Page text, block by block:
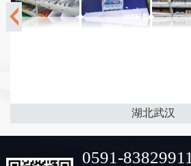
湖北武汉
0591-83829911